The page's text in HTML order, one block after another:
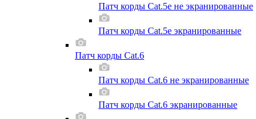
Патч корды Cat.5e не экранированные
Патч корды Cat.5e экранированные
Патч корды Cat.6
Патч корды Cat.6 не экранированные
Патч корды Cat.6 экранированные